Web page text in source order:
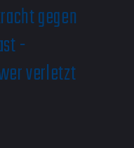
gegen
-
verletzt